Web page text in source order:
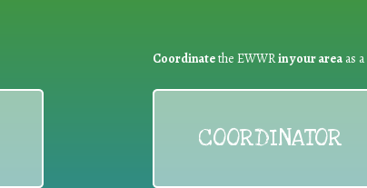
Coordinatethe EWWRin your areaas a
COORDINATOR